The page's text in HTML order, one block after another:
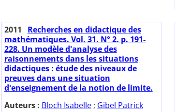
2011
Recherches en didactique des
mathématiques. Vol. 31. N° 2. p. 191-
228. Un modèle d'analyse des
raisonnements dans les situations
didactiques : étude des niveaux de
preuves dans une situation
d'enseignement de la notion de limite.
Auteurs : Bloch Isabelle; Gibel Patrick